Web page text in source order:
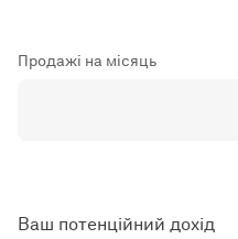
Продажі на місяць
Ваш потенційний дохід